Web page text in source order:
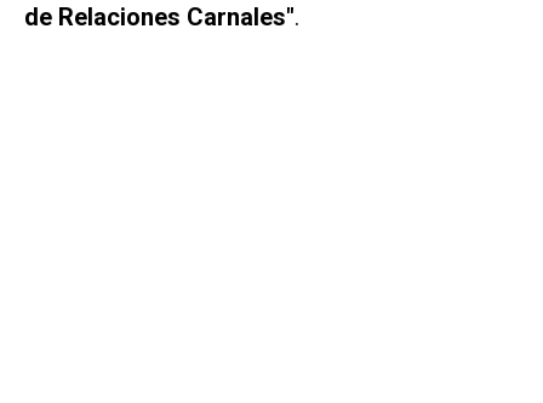
de Relaciones Carnales".